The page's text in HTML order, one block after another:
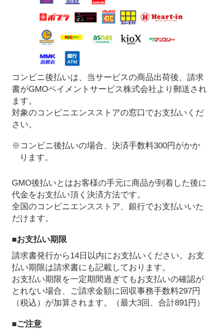
コンビニ後払いは、当サービスの商品出荷後、請求
書がGMOペイメントサービス株式会社より郵送され
ます。
対象のコンビニエンスストアの窓口でお支払いくだ
さい。
※コンビニ後払いの場合、決済手数料300円がかか
ります。
GMO後払いとはお客様の手元に商品が到着した後に
代金をお支払い頂く決済方法です。
全国のコンビニエンスストア、銀行でお支払いいた
だけます。
■お支払い期限
請求書発行から14日以内にお支払いください。お支
払い期限は請求書にも記載しております。
お支払い期限を一定期間過ぎてもお支払いの確認が
とれない場合、ご請求金額に回収事務手数料297円
（税込）が加算されます。（最大3回、合計891円）
■ご注意